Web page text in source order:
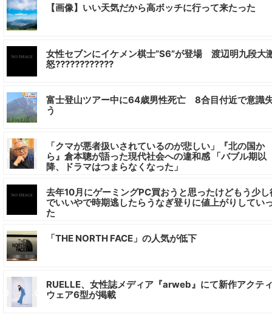
【画像】いい天気だから高ボッチに行って来たった
女性セブンにイケメン棋士”S6”が登場 渡辺明九段大
怒????????????
富士登山ツアー中に64歳男性死亡 8合目付近で意識
う
「クマが悪者扱いされているのが悲しい」『北の国か
ら』倉本聰が語った現代社会への違和感 「バブル期以
降、ドラマはつまらなくなった」
去年10月にゲーミングPC買おうと思ったけどもう少し
でいいやで時期逃したらうなぎ登りに値上がりしてい
た
「THE NORTH FACE」の人気が低下
RUELLE、女性誌メディア『arweb』にて新作アクテ
ウェア6型が掲載